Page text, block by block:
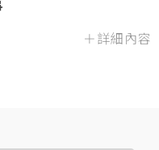
＋詳細內容